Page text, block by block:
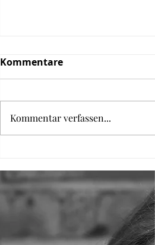
Backofen
Kommentare
Kommentar verfassen...